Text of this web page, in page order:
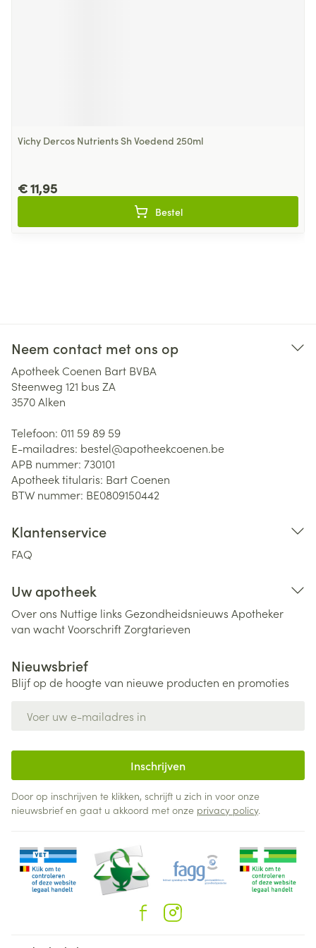
Vichy Dercos Nutrients Sh Voedend 250ml
€ 11,95
Bestel
Neem contact met ons op
Apotheek Coenen Bart BVBA
Steenweg 121 bus ZA
3570Alken
Telefoon: 011 59 89 59
E-mailadres: bestel@apotheekcoenen.be
APB nummer: 730101
Apotheek titularis: Bart Coenen
BTW nummer: BE0809150442
Klantenservice
FAQ
Uw apotheek
Over ons Nuttige links Gezondheidsnieuws Apotheker
van wachtVoorschriftZorgtarieven
Nieuwsbrief
Blijf op de hoogte van nieuwe producten en promoties
Inschrijven
Door op inschrijven te klikken, schrijft u zich in voor onze
nieuwsbrief en gaat u akkoord met onze privacy policy.